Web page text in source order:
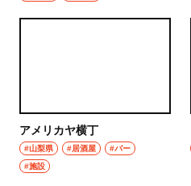
アメリカヤ横丁
#山梨県 #居酒屋
#バー
#施設